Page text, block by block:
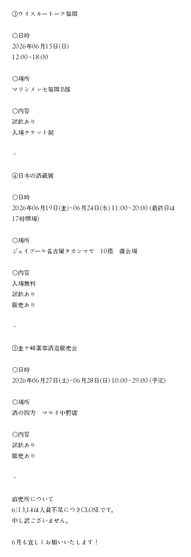
③ウイスキートーク福岡
〇日時
2026年06月15日(日)
12:00∼18:00
〇場所
マリンメッセ福岡 B館
〇内容
試飲あり
入場チケット制
・
④日本の酒蔵展
〇日時
2026年06月19日(金)~06月24日(水) 11:00~20:00 (最終日は
17時閉場)
〇場所
ジェイアール名古屋タカシマヤ 10階 催会場
〇内容
入場無料
試飲あり
販売あり
・
⑤金ケ崎薬草酒造販売会
〇日時
2026年06月27日(土)~06月28日(日) 10:00~29:00 (予定)
〇場所
酒の四方 マルイ中野店
〇内容
試飲あり
販売あり
・
直売所について
6/13,14は人員不足につきCLOSEです。
申し訳ございません。
6月も宜しくお願いいたします！